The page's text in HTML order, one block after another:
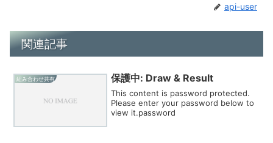
api-user
関連記事
組み合わせ共有 保護中: Draw & Result
This content is password protected.
Please enter your password below to
view it.password